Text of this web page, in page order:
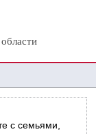
с семьями,